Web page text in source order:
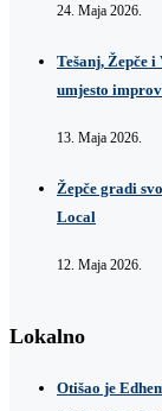
24. Maja 2026.
Tešanj, Žepče
umjesto
13. Maja 2026.
Žepče gradi
Local
12. Maja 2026.
Lokalno
Otišao je